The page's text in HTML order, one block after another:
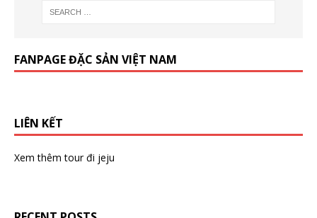
FANPAGE ĐẶC SẢN VIỆT NAM
LIÊN KẾT
Xem thêmtour đi jeju